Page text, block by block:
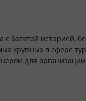
с богатой историей,
крупных в сфере
для